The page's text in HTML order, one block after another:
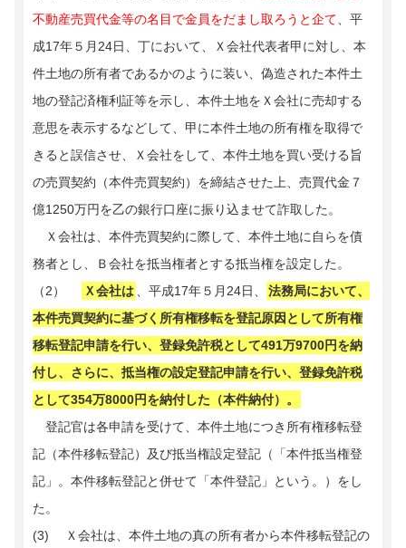
不動産売買代金等の名目で金員をだまし取ろうと企て 、平
成17年５月24日、丁において、Ｘ会社代表者甲に対し、本
件土地の所有者であるかのように装い、偽造された本件土
地の登記済権利証等を示し、本件土地をＸ会社に売却する
意思を表示するなどして、甲に本件土地の所有権を取得で
きると誤信させ、Ｘ会社をして、本件土地を買い受ける旨
の売買契約（本件売買契約）を締結させた上、売買代金７
億1250万円を乙の銀行口座に振り込ませて詐取した。
Ｘ会社は、本件売買契約に際して、本件土地に自らを債
務者とし、Ｂ会社を抵当権者とする抵当権を設定した。
（2）
Ｘ会社は 、平成17年５月24日、
法務局において、
本件売買契約に基づく所有権移転を登記原因として所有権
移転登記申請を行い、登録免許税として491万9700円を納
付し、さらに、抵当権の設定登記申請を行い、登録免許税
として354万8000円を納付した（本件納付）。
登記官は各申請を受けて、本件土地につき所有権移転登
記（本件移転登記）及び抵当権設定登記（「本件抵当権登
記」。本件移転登記と併せて「本件登記」という。）をし
た。
(3) Ｘ会社は、本件土地の真の所有者から本件移転登記の